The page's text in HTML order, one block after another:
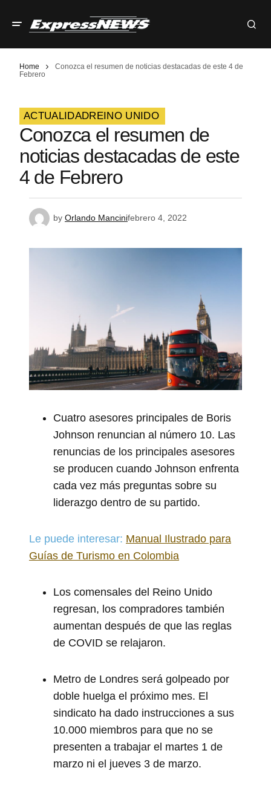
Home
Conozca el resumen de noticias destacadas de este 4 de
Febrero
ACTUALIDADREINO UNIDO
Conozca el resumen de
noticias destacadas de este
4 de Febrero
by Orlando Mancinifebrero 4, 2022
Cuatro asesores principales de Boris
Johnson renuncian al número 10. Las
renuncias de los principales asesores
se producen cuando Johnson enfrenta
cada vez más preguntas sobre su
liderazgo dentro de su partido.
Le puede interesar: Manual Ilustrado para
Guías de Turismo en Colombia
Los comensales del Reino Unido
regresan, los compradores también
aumentan después de que las reglas
de COVID se relajaron.
Metro de Londres será golpeado por
doble huelga el próximo mes. El
sindicato ha dado instrucciones a sus
10.000 miembros para que no se
presenten a trabajar el martes 1 de
marzo ni el jueves 3 de marzo.